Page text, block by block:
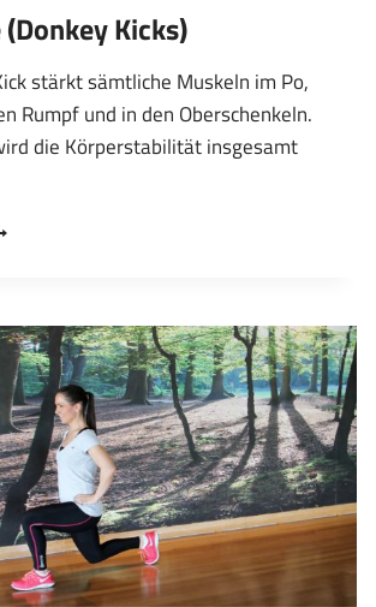
Kicks)
stärkt sämtliche Muskeln im Po,
Rumpf und in den Oberschenkeln.
die Körperstabilität insgesamt